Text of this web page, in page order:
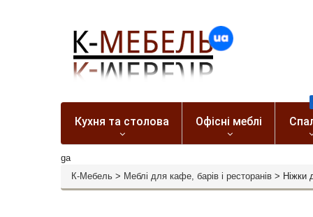
Кухня та столова Офісні меблі
ga
К-Мебель > Меблі для кафе, барів і ресторанів > Ніжки